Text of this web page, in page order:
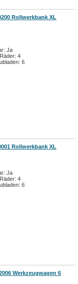
Rollwerkbank XL
Ja
4
6
Rollwerkbank XL
Ja
4
6
Werkzeugwagen 6